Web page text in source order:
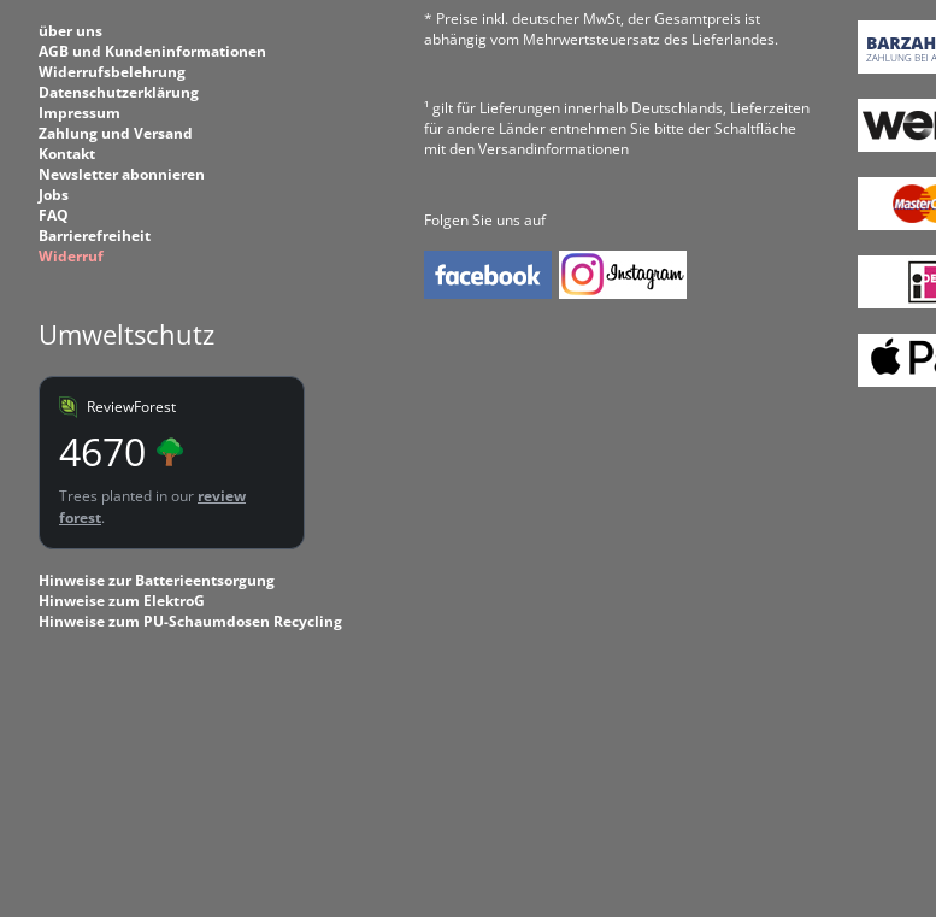
über uns
AGB und Kundeninformationen
Widerrufsbelehrung
Datenschutzerklärung
Impressum
Zahlung und Versand
Kontakt
Newsletter abonnieren
Jobs
FAQ
Barrierefreiheit
Widerruf
Umweltschutz
ReviewForest
4670
Trees planted in our review
forest.
Hinweise zur Batterieentsorgung
Hinweise zum ElektroG
Hinweise zum PU-Schaumdosen Recycling
* Preise inkl. deutscher MwSt, der Gesamtpreis ist
abhängig vom Mehrwertsteuersatz des Lieferlandes.
¹ gilt für Lieferungen innerhalb Deutschlands, Lieferzeiten
für andere Länder entnehmen Sie bitte der Schaltfläche
mit den Versandinformationen
Folgen Sie uns auf